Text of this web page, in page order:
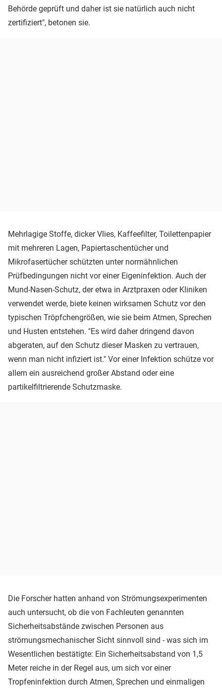
Behörde geprüft und daher ist sie natürlich auch nicht
zertifiziert", betonen sie.
Mehrlagige Stoffe, dicker Vlies, Kaffeefilter, Toilettenpapier
mit mehreren Lagen, Papiertaschentücher und
Mikrofasertücher schützten unter normähnlichen
Prüfbedingungen nicht vor einer Eigeninfektion. Auch der
Mund-Nasen-Schutz, der etwa in Arztpraxen oder Kliniken
verwendet werde, biete keinen wirksamen Schutz vor den
typischen Tröpfchengrößen, wie sie beim Atmen, Sprechen
und Husten entstehen. "Es wird daher dringend davon
abgeraten, auf den Schutz dieser Masken zu vertrauen,
wenn man nicht infiziert ist." Vor einer Infektion schütze vor
allem ein ausreichend großer Abstand oder eine
partikelfiltrierende Schutzmaske.
Die Forscher hatten anhand von Strömungsexperimenten
auch untersucht, ob die von Fachleuten genannten
Sicherheitsabstände zwischen Personen aus
strömungsmechanischer Sicht sinnvoll sind - was sich im
Wesentlichen bestätigte: Ein Sicherheitsabstand von 1,5
Meter reiche in der Regel aus, um sich vor einer
Tropfeninfektion durch Atmen, Sprechen und einmaligen